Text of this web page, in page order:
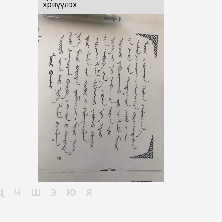
хөрвүүлэх
Ч Ш Э Ю Я